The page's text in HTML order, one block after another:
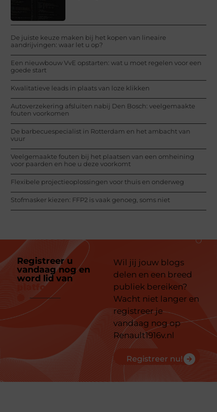
De juiste keuze maken bij het kopen van lineaire
aandrijvingen: waar let u op?
Een nieuwbouw VvE opstarten: wat u moet regelen voor een
goede start
Kwalitatieve leads in plaats van loze klikken
Autoverzekering afsluiten nabij Den Bosch: veelgemaakte
fouten voorkomen
De barbecuespecialist in Rotterdam en het ambacht van
vuur
Veelgemaakte fouten bij het plaatsen van een omheining
voor paarden en hoe u deze voorkomt
Flexibele projectieoplossingen voor thuis en onderweg
Stofmasker kiezen: FFP2 is vaak genoeg, soms niet
Registreer u
vandaag nog en
word lid van
platform
Wil jij jouw blogs
delen en een breed
publiek bereiken?
Wacht niet langer en
registreer je
vandaag nog op
Renault1916v.nl
Registreer nu!